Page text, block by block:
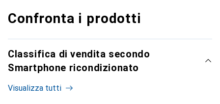
Confronta i prodotti
Classifica di vendita secondo
Smartphone ricondizionato
Visualizza tutti